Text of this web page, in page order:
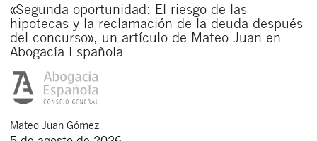
«Segunda oportunidad: El riesgo de las
hipotecas y la reclamación de la deuda después
del concurso», un artículo de Mateo Juan en
Abogacía Española
Mateo Juan Gómez